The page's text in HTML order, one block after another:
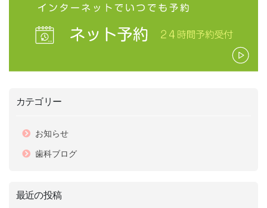
カテゴリー
お知らせ
歯科ブログ
最近の投稿